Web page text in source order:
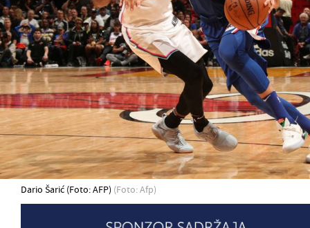
Dario Šarić (Foto: AFP) (Foto: Afp)